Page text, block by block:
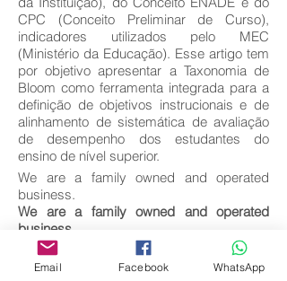
CPC (Conceito Preliminar de Curso),
indicadores utilizados pelo MEC
(Ministério da Educação). Esse artigo tem
por objetivo apresentar a Taxonomia de
Bloom como ferramenta integrada para a
definição de objetivos instrucionais e de
alinhamento de sistemática de avaliação
de desempenho dos estudantes do
ensino de nível superior.
We are a family owned and operated
business.
We are a family owned and operated
business.
Key words:
Taxonomia de Bloom; Objetivos
Email Facebook WhatsApp